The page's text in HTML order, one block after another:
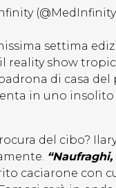
settima
reality show
di casa
in uno
del cibo?
caciarone con